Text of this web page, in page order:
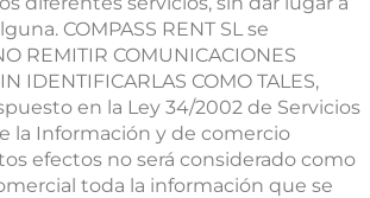
COMPASS RENT SL se
REMITIR COMUNICACIONES
IDENTIFICARLAS COMO TALES,
en la Ley 34/2002 de Servicios
la Información y de comercio
efectos no será considerado como
toda la información que se